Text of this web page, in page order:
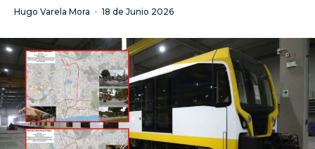
Hugo Varela Mora · 18 de Junio 2026